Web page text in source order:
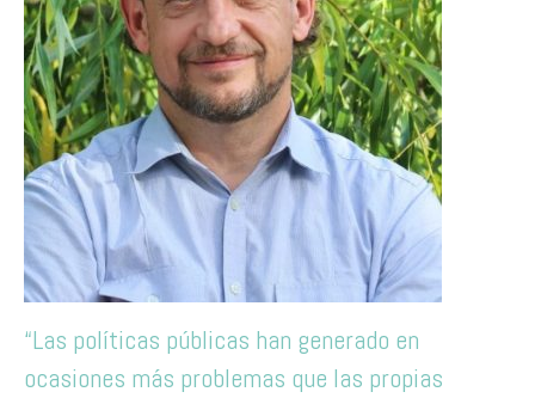
“Las políticas públicas han generado en
ocasiones más problemas que las propias